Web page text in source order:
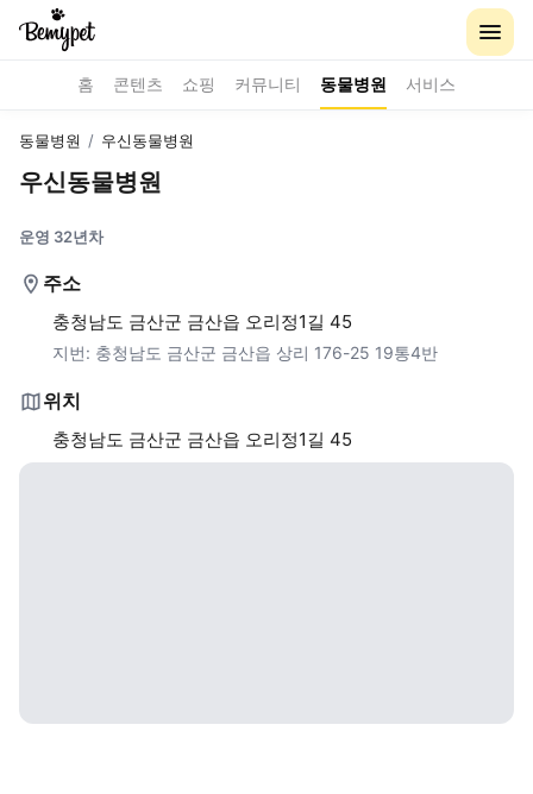
홈 콘텐츠 쇼핑 커뮤니티 동물병원 서비스
동물병원 / 우신동물병원
우신동물병원
운영 32년차
주소
충청남도 금산군 금산읍 오리정1길 45
지번: 충청남도 금산군 금산읍 상리 176-25 19통4반
위치
충청남도 금산군 금산읍 오리정1길 45